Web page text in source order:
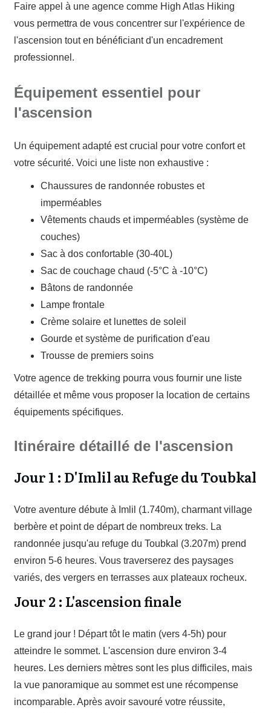
Faire appel à une agence comme High Atlas Hiking
vous permettra de vous concentrer sur l'expérience de
l'ascension tout en bénéficiant d'un encadrement
professionnel.
Équipement essentiel pour
l'ascension
Un équipement adapté est crucial pour votre confort et
votre sécurité. Voici une liste non exhaustive :
Chaussures de randonnée robustes et
imperméables
Vêtements chauds et imperméables (système de
couches)
Sac à dos confortable (30-40L)
Sac de couchage chaud (-5°C à -10°C)
Bâtons de randonnée
Lampe frontale
Crème solaire et lunettes de soleil
Gourde et système de purification d'eau
Trousse de premiers soins
Votre agence de trekking pourra vous fournir une liste
détaillée et même vous proposer la location de certains
équipements spécifiques.
Itinéraire détaillé de l'ascension
Jour 1 : D'Imlil au Refuge du Toubkal
Votre aventure débute à Imlil (1.740m), charmant village
berbère et point de départ de nombreux treks. La
randonnée jusqu'au refuge du Toubkal (3.207m) prend
environ 5-6 heures. Vous traverserez des paysages
variés, des vergers en terrasses aux plateaux rocheux.
Jour 2 : L'ascension finale
Le grand jour ! Départ tôt le matin (vers 4-5h) pour
atteindre le sommet. L'ascension dure environ 3-4
heures. Les derniers mètres sont les plus difficiles, mais
la vue panoramique au sommet est une récompense
incomparable. Après avoir savouré votre réussite,